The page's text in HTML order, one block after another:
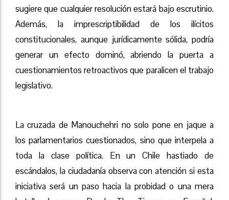
sugiere que cualquier resolución estará bajo escrutinio.
Además, la imprescriptibilidad de los ilícitos
constitucionales, aunque jurídicamente sólida, podría
generar un efecto dominó, abriendo la puerta a
cuestionamientos retroactivos que paralicen el trabajo
legislativo.
La cruzada de Manouchehri no solo pone en jaque a
los parlamentarios cuestionados, sino que interpela a
toda la clase política. En un Chile hastiado de
escándalos, la ciudadanía observa con atención si esta
iniciativa será un paso hacia la probidad o una mera